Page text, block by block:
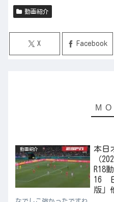
動画紹介
X Facebook
動画紹介
本日
（
R18
16
版」